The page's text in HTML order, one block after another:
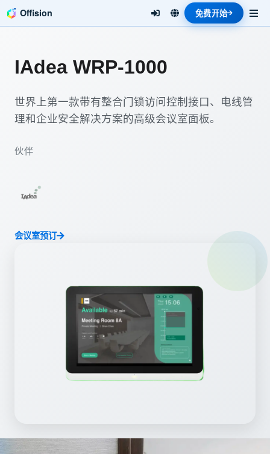
Offision 免费开始
IAdea WRP-1000
世界上第一款带有整合门锁访问控制接口、电线管
理和企业安全解决方案的高级会议室面板。
伙伴
会议室预订